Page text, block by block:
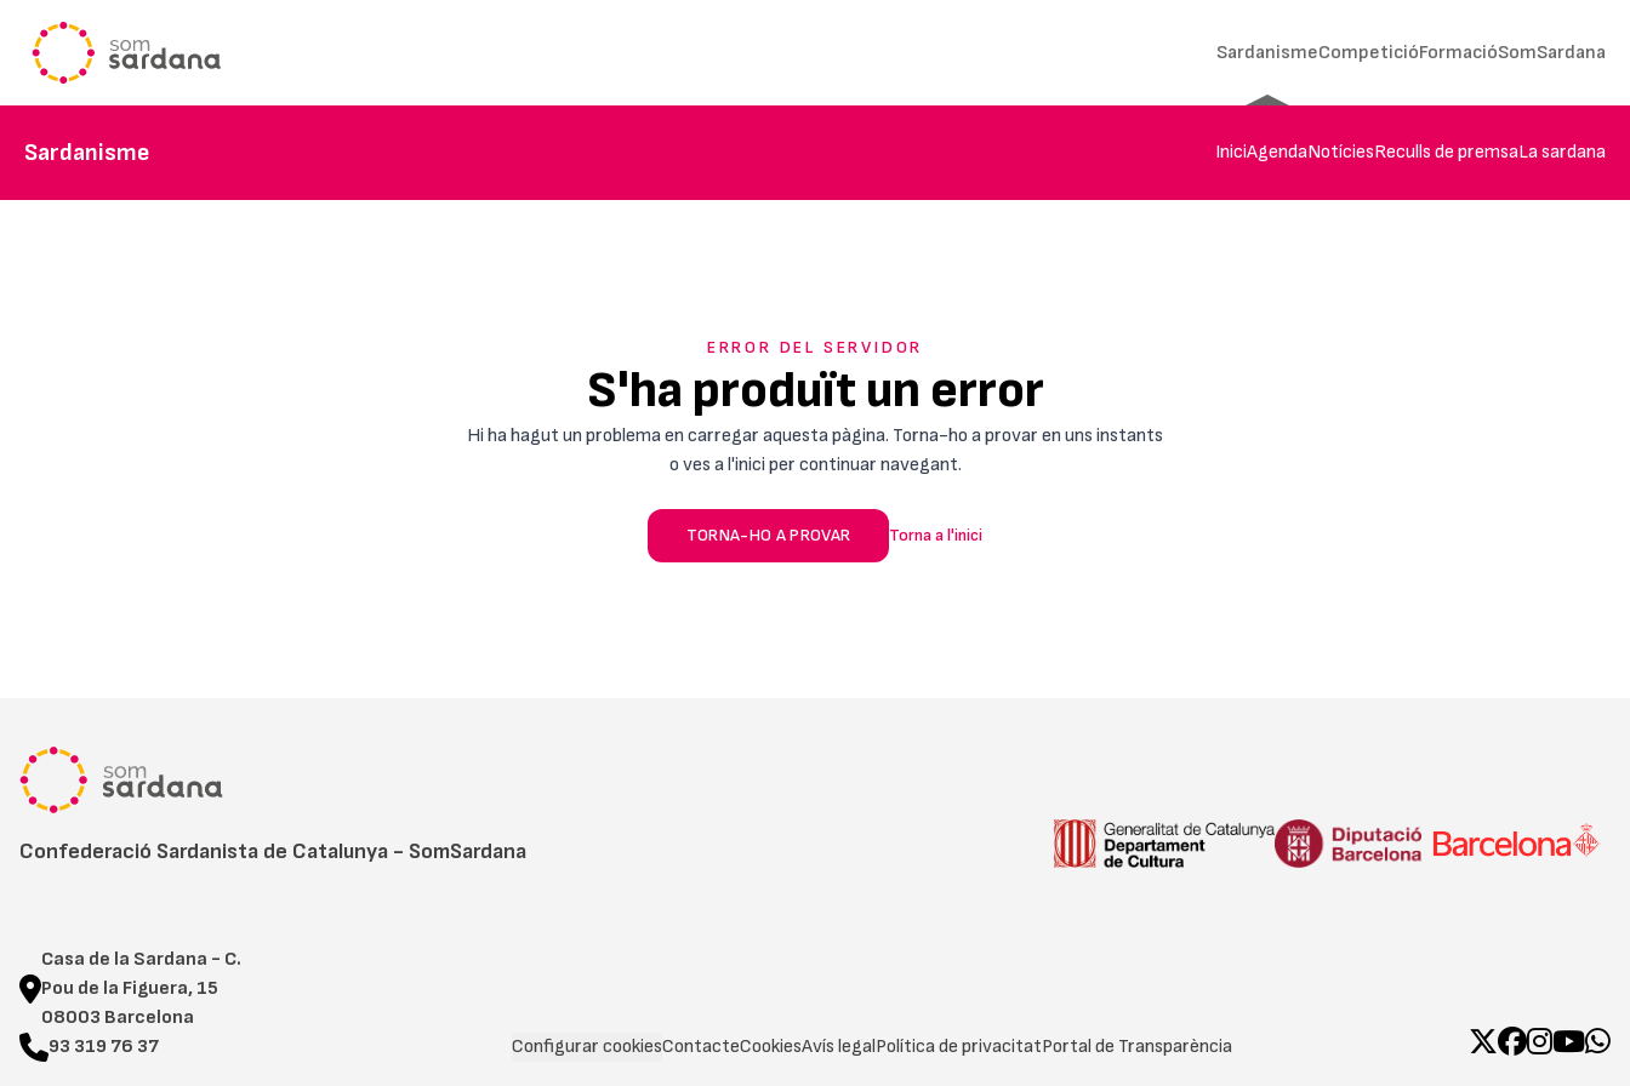
SardanismeCompeticióFormacióSomSardana
Sardanisme IniciAgendaNotíciesReculls de premsaLa sardana
ERROR DEL SERVIDOR
S'ha produït un error
Hi ha hagut un problema en carregar aquesta pàgina. Torna-ho a provar en uns instants
o ves a l'inici per continuar navegant.
TORNA-HO A PROVAR Torna a l'inici
Confederació Sardanista de Catalunya - SomSardana
Casa de la Sardana - C.
Pou de la Figuera, 15
08003 Barcelona
93 319 76 37
Configurar cookiesContacteCookiesAvís legalPolítica de privacitatPortal de Transparència